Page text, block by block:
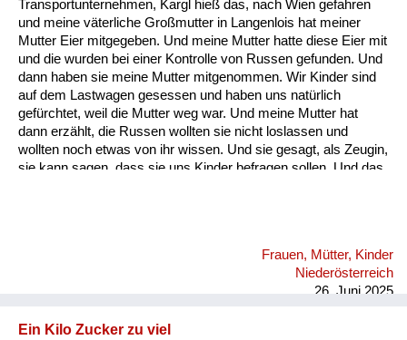
Transportunternehmen, Kargl hieß das, nach Wien gefahren
und meine väterliche Großmutter in Langenlois hat meiner
Mutter Eier mitgegeben. Und meine Mutter hatte diese Eier mit
und die wurden bei einer Kontrolle von Russen gefunden. Und
dann haben sie meine Mutter mitgenommen. Wir Kinder sind
auf dem Lastwagen gesessen und haben uns natürlich
gefürchtet, weil die Mutter weg war. Und meine Mutter hat
dann erzählt, die Russen wollten sie nicht loslassen und
wollten noch etwas von ihr wissen. Und sie gesagt, als Zeugin,
sie kann sagen, dass sie uns Kinder befragen sollen. Und das
habe, kann ich mich erinnern, dass Zimmer voller Wanzen
waren und die wurden ganz einfach mit DDT beseitigt.
Frauen, Mütter, Kinder
Niederösterreich
26. Juni 2025
Ein Kilo Zucker zu viel